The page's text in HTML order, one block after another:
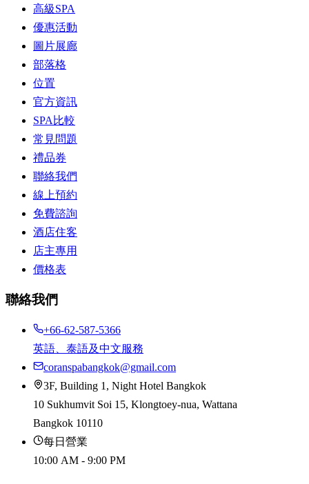
高級SPA
優惠活動
圖片展廊
部落格
位置
官方資訊
SPA比較
常見問題
禮品券
聯絡我們
線上預約
免費諮詢
酒店住客
店主專用
價格表
聯絡我們
+66-62-587-5366
英語、泰語及中文服務
coranspabangkok@gmail.com
3F, Building 1, Night Hotel Bangkok
10 Sukhumvit Soi 15, Klongtoey-nua, Wattana
Bangkok 10110
每日營業
10:00 AM - 9:00 PM